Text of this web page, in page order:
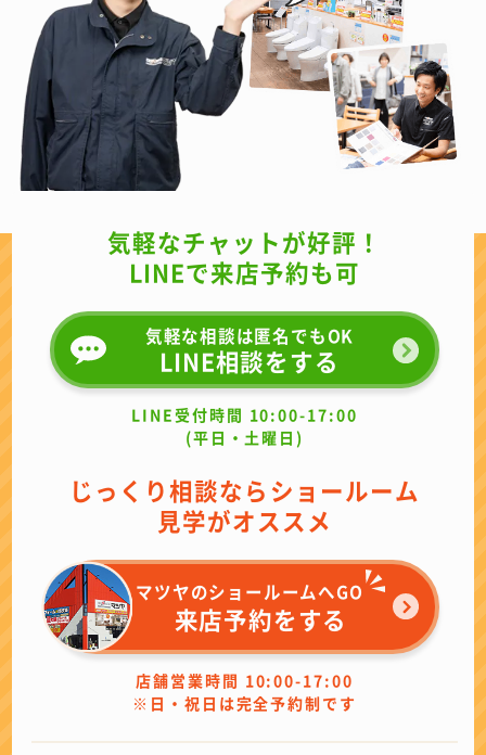
気軽なチャットが好評！
LINEで来店予約も可
気軽な相談は匿名でもOK
LINE相談をする
LINE受付時間 10:00-17:00
(平日・土曜日)
じっくり相談ならショールーム
見学がオススメ
マツヤのショールームへGO
来店予約をする
店舗営業時間 10:00-17:00
※日・祝日は完全予約制です